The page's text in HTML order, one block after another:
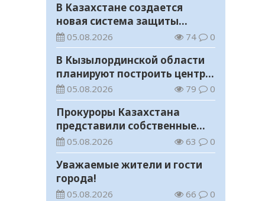
В Казахстане создается
новая система защиты
средств ОСМС от
необоснованных выплат
05.08.2026 74 0
В Кызылординской области
планируют построить центр
цифровизации
05.08.2026 79 0
Прокуроры Казахстана
представили собственные
ИИ-разработки мировому
эксперту Кай-Фу Ли
05.08.2026 63 0
Уважаемые жители и гости
города!
05.08.2026 66 0